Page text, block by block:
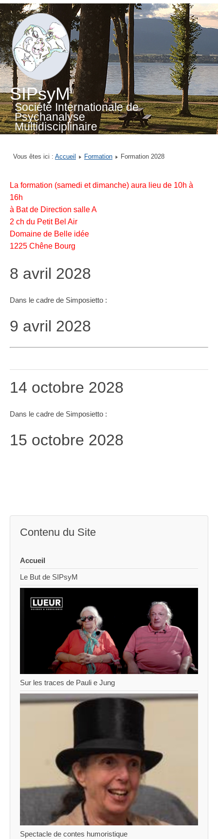
SIPsyM
Société Internationale de
Psychanalyse
Multidisciplinaire
Vous êtes ici : Accueil Formation Formation 2028
La formation (samedi et dimanche) aura lieu de 10h à
16h
à Bat de Direction salle A
2 ch du Petit Bel Air
Domaine de Belle idée
1225 Chêne Bourg
8 avril 2028
Dans le cadre de Simposietto :
9 avril 2028
14 octobre 2028
Dans le cadre de Simposietto :
15 octobre 2028
Contenu du Site
Accueil
Le But de SIPsyM
Sur les traces de Pauli e Jung
Spectacle de contes humoristique